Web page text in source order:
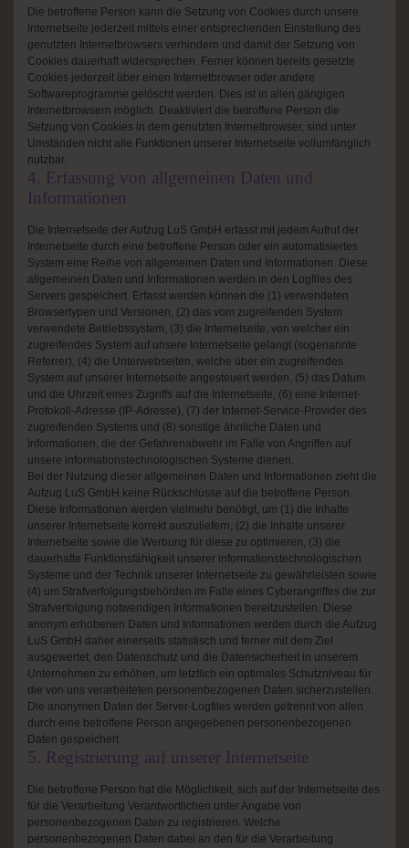
Die betroffene Person kann die Setzung von Cookies durch unsere
Internetseite jederzeit mittels einer entsprechenden Einstellung des
genutzten Internetbrowsers verhindern und damit der Setzung von
Cookies dauerhaft widersprechen. Ferner können bereits gesetzte
Cookies jederzeit über einen Internetbrowser oder andere
Softwareprogramme gelöscht werden. Dies ist in allen gängigen
Internetbrowsern möglich. Deaktiviert die betroffene Person die
Setzung von Cookies in dem genutzten Internetbrowser, sind unter
Umständen nicht alle Funktionen unserer Internetseite vollumfänglich
nutzbar.
4. Erfassung von allgemeinen Daten und
Informationen
Die Internetseite der Aufzug LuS GmbH erfasst mit jedem Aufruf der
Internetseite durch eine betroffene Person oder ein automatisiertes
System eine Reihe von allgemeinen Daten und Informationen. Diese
allgemeinen Daten und Informationen werden in den Logfiles des
Servers gespeichert. Erfasst werden können die (1) verwendeten
Browsertypen und Versionen, (2) das vom zugreifenden System
verwendete Betriebssystem, (3) die Internetseite, von welcher ein
zugreifendes System auf unsere Internetseite gelangt (sogenannte
Referrer), (4) die Unterwebseiten, welche über ein zugreifendes
System auf unserer Internetseite angesteuert werden, (5) das Datum
und die Uhrzeit eines Zugriffs auf die Internetseite, (6) eine Internet-
Protokoll-Adresse (IP-Adresse), (7) der Internet-Service-Provider des
zugreifenden Systems und (8) sonstige ähnliche Daten und
Informationen, die der Gefahrenabwehr im Falle von Angriffen auf
unsere informationstechnologischen Systeme dienen.
Bei der Nutzung dieser allgemeinen Daten und Informationen zieht die
Aufzug LuS GmbH keine Rückschlüsse auf die betroffene Person.
Diese Informationen werden vielmehr benötigt, um (1) die Inhalte
unserer Internetseite korrekt auszuliefern, (2) die Inhalte unserer
Internetseite sowie die Werbung für diese zu optimieren, (3) die
dauerhafte Funktionsfähigkeit unserer informationstechnologischen
Systeme und der Technik unserer Internetseite zu gewährleisten sowie
(4) um Strafverfolgungsbehörden im Falle eines Cyberangriffes die zur
Strafverfolgung notwendigen Informationen bereitzustellen. Diese
anonym erhobenen Daten und Informationen werden durch die Aufzug
LuS GmbH daher einerseits statistisch und ferner mit dem Ziel
ausgewertet, den Datenschutz und die Datensicherheit in unserem
Unternehmen zu erhöhen, um letztlich ein optimales Schutzniveau für
die von uns verarbeiteten personenbezogenen Daten sicherzustellen.
Die anonymen Daten der Server-Logfiles werden getrennt von allen
durch eine betroffene Person angegebenen personenbezogenen
Daten gespeichert.
5. Registrierung auf unserer Internetseite
Die betroffene Person hat die Möglichkeit, sich auf der Internetseite des
für die Verarbeitung Verantwortlichen unter Angabe von
personenbezogenen Daten zu registrieren. Welche
personenbezogenen Daten dabei an den für die Verarbeitung